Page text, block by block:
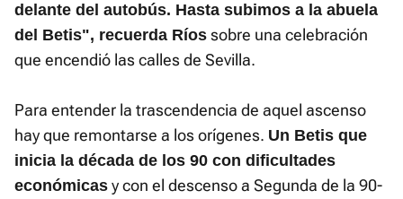
delante del autobús. Hasta subimos a la abuela
del Betis", recuerda Ríos sobre una celebración
que encendió las calles de Sevilla.
Para entender la trascendencia de aquel ascenso
hay que remontarse a los orígenes. Un Betis que
inicia la década de los 90 con dificultades
económicas y con el descenso a Segunda de la 90-